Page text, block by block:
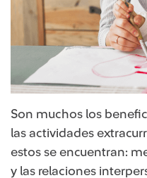
Son muchos los
las actividades
estos se encuentran:
y las relaciones